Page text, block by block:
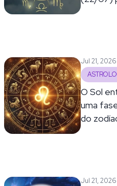
Jul 21, 2026
O Sol
uma
do
Jul 21, 2026